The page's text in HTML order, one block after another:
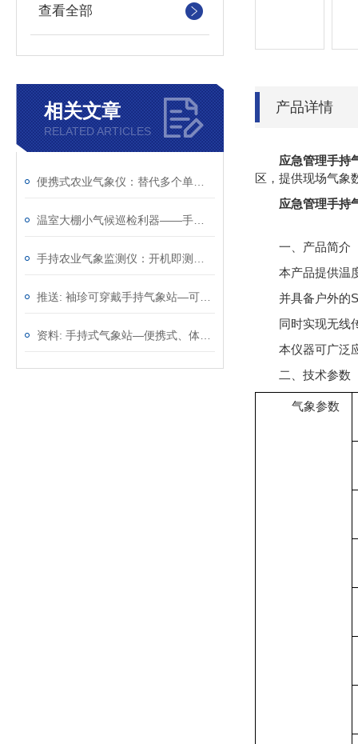
查看全部
相关文章
RELATED ARTICLES
产品详情
应急管理手持
区，提供现场气
应急管理手持
一、产品简介
本产品提供温
并具备户外的
同时实现无线
本仪器可广泛
二、技术参数
气象参数